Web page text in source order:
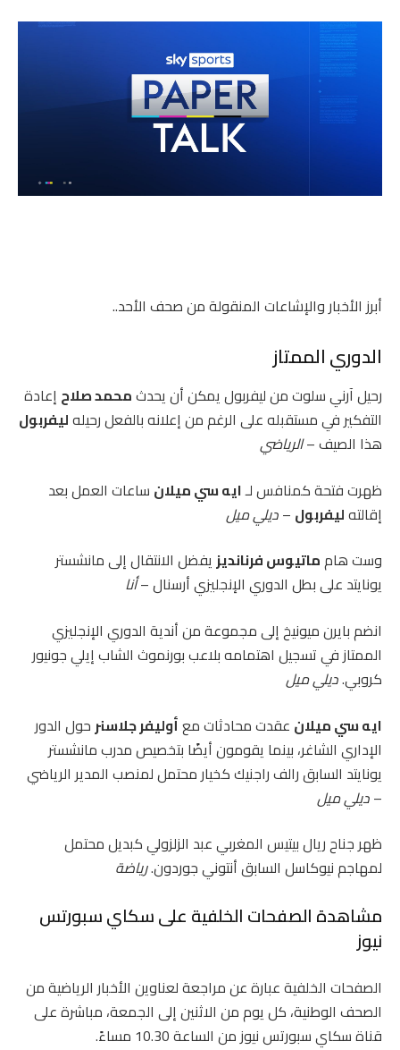
أبرز الأخبار والإشاعات المنقولة من صحف الأحد..
الدوري الممتاز
رحيل آرني سلوت من ليفربول يمكن أن يحدثمحمد صلاح إعادة
التفكير في مستقبله على الرغم من إعلانه بالفعل رحيلهليفربول
هذا الصيف –الرياضي
ظهرت فتحة كمنافس لـايه سي ميلان ساعات العمل بعد
إقالتهليفربول –ديلي ميل
وست هامماتيوس فرنانديزيفضل الانتقال إلى مانشستر
يونايتد على بطل الدوري الإنجليزي أرسنال –أنا
انضم بايرن ميونيخ إلى مجموعة من أندية الدوري الإنجليزي
الممتاز في تسجيل اهتمامه بلاعب بورنموث الشاب إيلي جونيور
كروبي.ديلي ميل
ايه سي ميلان عقدت محادثات معأوليفر جلاسنر حول الدور
الإداري الشاغر، بينما يقومون أيضًا بتخصيص مدرب مانشستر
يونايتد السابق رالف راجنيك كخيار محتمل لمنصب المدير الرياضي
–ديلي ميل
ظهر جناح ريال بيتيس المغربي عبد الزلزولي كبديل محتمل
لمهاجم نيوكاسل السابق أنتوني جوردون.رياضة
مشاهدة الصفحات الخلفية على سكاي سبورتس
نيوز
الصفحات الخلفية عبارة عن مراجعة لعناوين الأخبار الرياضية من
الصحف الوطنية، كل يوم من الاثنين إلى الجمعة، مباشرة على
قناة سكاي سبورتس نيوز من الساعة 10.30 مساءً.